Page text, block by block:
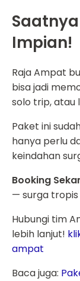
Impian!
Raja Ampat
bisa jadi
solo trip, atau
Paket ini
hanya perlu
keindahan
Booking
— surga tropis
Hubungi tim
lebih lanjut!
ampat
Baca juga: